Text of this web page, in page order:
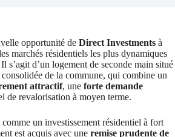
opportunité de Direct Investments à
marchés résidentiels les plus dynamiques
s’agit d’un logement de seconde main situé
de la commune, qui combine un
attractif, une forte demande
de revalorisation à moyen terme.
un investissement résidentiel à fort
est acquis avec une remise prudente de